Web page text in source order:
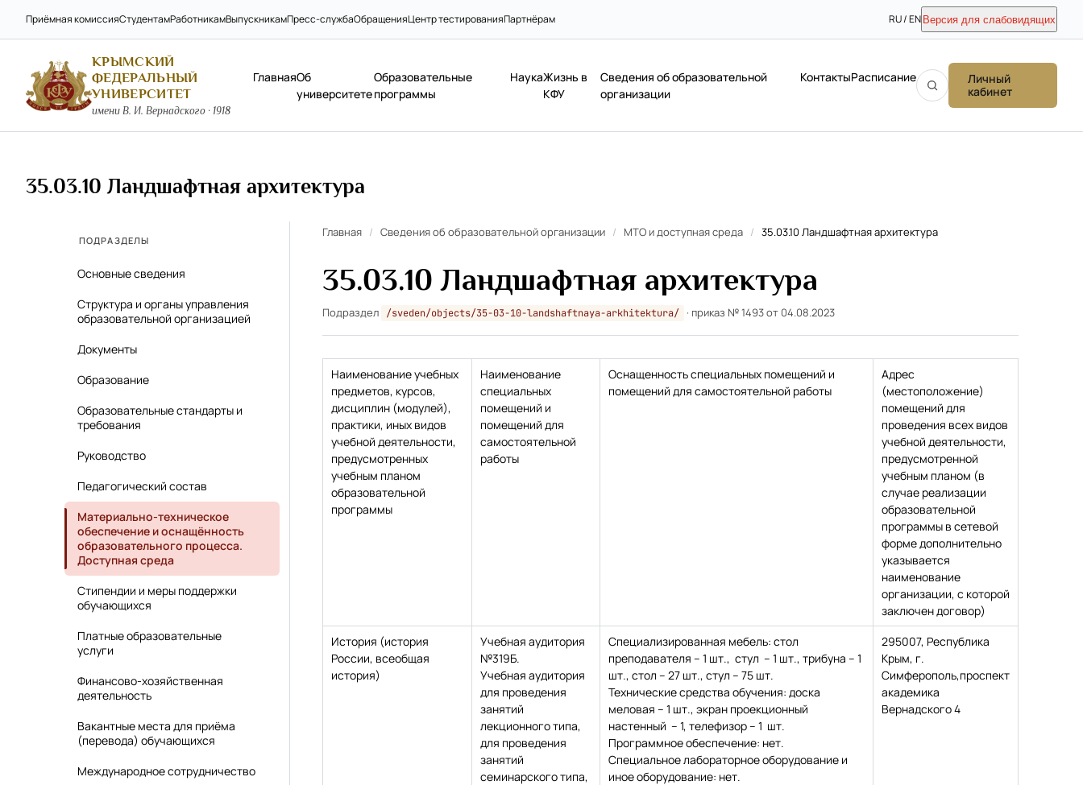
Приёмная комиссияСтудентамРаботникамВыпускникамПресс-службаОбращенияЦентр тестированияПартнёрам RU / EN Версия для слабовидящих
КРЫМСКИЙ
ФЕДЕРАЛЬНЫЙ
УНИВЕРСИТЕТ
имени В. И. Вернадского · 1918
ГлавнаяОб
университете
Образовательные
программы
НаукаЖизнь в
КФУ
Сведения об образовательной
организации
КонтактыРасписание
Личный
кабинет
35.03.10 Ландшафтная архитектура
ПОДРАЗДЕЛЫ
Основные сведения
Структура и органы управления
образовательной организацией
Документы
Образование
Образовательные стандарты и
требования
Руководство
Педагогический состав
Материально-техническое
обеспечение и оснащённость
образовательного процесса.
Доступная среда
Стипендии и меры поддержки
обучающихся
Платные образовательные
услуги
Финансово-хозяйственная
деятельность
Вакантные места для приёма
(перевода) обучающихся
Международное сотрудничество
Главная / Сведения об образовательной организации / МТО и доступная среда / 35.03.10 Ландшафтная архитектура
35.03.10 Ландшафтная архитектура
Подраздел /sveden/objects/35-03-10-landshaftnaya-arkhitektura/ · приказ № 1493 от 04.08.2023
Наименование учебных
предметов, курсов,
дисциплин (модулей),
практики, иных видов
учебной деятельности,
предусмотренных
учебным планом
образовательной
программы
Наименование
специальных
помещений и
помещений для
самостоятельной
работы
Оснащенность специальных помещений и
помещений для самостоятельной работы
Адрес
(местоположение)
помещений для
проведения всех видов
учебной деятельности,
предусмотренной
учебным планом (в
случае реализации
образовательной
программы в сетевой
форме дополнительно
указывается
наименование
организации, с которой
заключен договор)
История (история
России, всеобщая
история)
Учебная аудитория
№319Б.
Учебная аудитория
для проведения
занятий
лекционного типа,
для проведения
занятий
семинарского типа,
Специализированная мебель: стол
преподавателя – 1 шт., стул – 1 шт., трибуна – 1
шт., стол – 27 шт., стул – 75 шт.
Технические средства обучения: доска
меловая – 1 шт., экран проекционный
настенный – 1, телефизор – 1 шт.
Программное обеспечение: нет.
Специальное лабораторное оборудование и
иное оборудование: нет.
295007, Республика
Крым, г.
Симферополь,проспект
академика
Вернадского 4